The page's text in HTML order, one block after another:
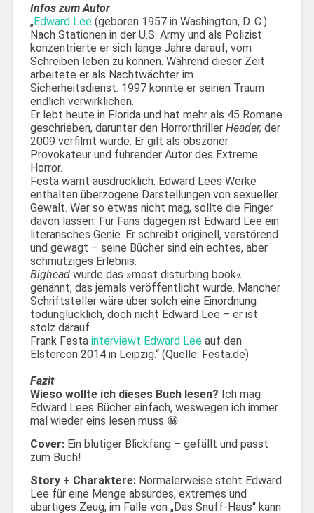
Infos zum Autor
„Edward Lee(geboren 1957 in Washington, D. C.).
Nach Stationen in der U.S. Army und als Polizist
konzentrierte er sich lange Jahre darauf, vom
Schreiben leben zu können. Während dieser Zeit
arbeitete er als Nachtwächter im
Sicherheitsdienst. 1997 konnte er seinen Traum
endlich verwirklichen.
Er lebt heute in Florida und hat mehr als 45 Romane
geschrieben, darunter den Horrorthriller Header, der
2009 verfilmt wurde. Er gilt als obszöner
Provokateur und führender Autor des Extreme
Horror.
Festa warnt ausdrücklich: Edward Lees Werke
enthalten überzogene Darstellungen von sexueller
Gewalt. Wer so etwas nicht mag, sollte die Finger
davon lassen. Für Fans dagegen ist Edward Lee ein
literarisches Genie. Er schreibt originell, verstörend
und gewagt – seine Bücher sind ein echtes, aber
schmutziges Erlebnis.
Bigheadwurde das »most disturbing book«
genannt, das jemals veröffentlicht wurde. Mancher
Schriftsteller wäre über solch eine Einordnung
todunglücklich, doch nicht Edward Lee – er ist
stolz darauf.
Frank Festa interviewt Edward Leeauf den
Elstercon 2014 in Leipzig.“ (Quelle: Festa.de)
Fazit
Wieso wollte ich dieses Buch lesen? Ich mag
Edward Lees Bücher einfach, weswegen ich immer
mal wieder eins lesen muss 😀
Cover: Ein blutiger Blickfang – gefällt und passt
zum Buch!
Story + Charaktere:Normalerweise steht Edward
Lee für eine Menge absurdes, extremes und
abartiges Zeug, im Falle von „Das Snuff-Haus“ kann